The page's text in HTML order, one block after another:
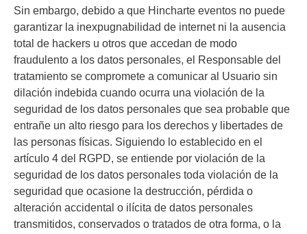
Sin embargo, debido a que Hincharte eventos no puede
garantizar la inexpugnabilidad de internet ni la ausencia
total de hackers u otros que accedan de modo
fraudulento a los datos personales, el Responsable del
tratamiento se compromete a comunicar al Usuario sin
dilación indebida cuando ocurra una violación de la
seguridad de los datos personales que sea probable que
entrañe un alto riesgo para los derechos y libertades de
las personas físicas. Siguiendo lo establecido en el
artículo 4 del RGPD, se entiende por violación de la
seguridad de los datos personales toda violación de la
seguridad que ocasione la destrucción, pérdida o
alteración accidental o ilícita de datos personales
transmitidos, conservados o tratados de otra forma, o la